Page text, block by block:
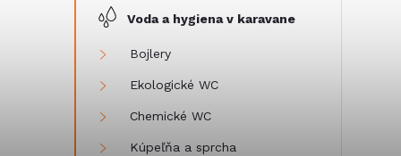
Voda a hygiena v karavane
Bojlery
Ekologické WC
Chemické WC
Kúpeľňa a sprcha